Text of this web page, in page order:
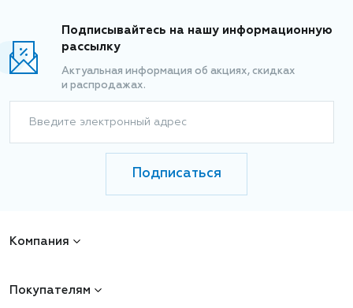
Подписывайтесь на нашу информационную
рассылку
Актуальная информация об акциях, скидках
и распродажах.
Введите электронный адрес
Подписаться
Компания
Покупателям